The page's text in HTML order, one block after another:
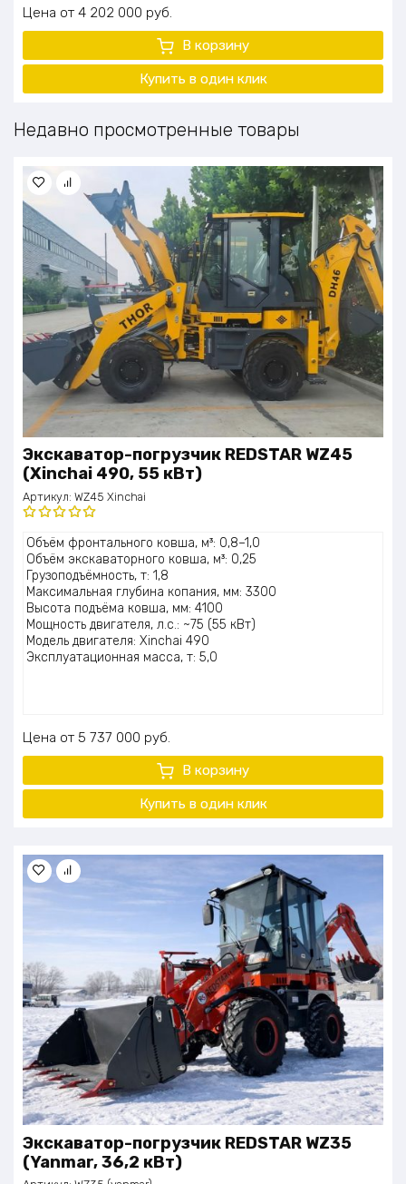
Цена 4 202 000 руб.
В корзину
Купить в один клик
Недавно просмотренные товары
Экскаватор-погрузчик REDSTAR WZ45
(Xinchai 490, 55 кВт)
Артикул: WZ45 Xinchai
Оценка
5.00из 5
Объём фронтального ковша, м³: 0,8–1,0
Объём экскаваторного ковша, м³: 0,25
Грузоподъёмность, т: 1,8
Максимальная глубина копания, мм: 3300
Высота подъёма ковша, мм: 4100
Мощность двигателя, л.с.: ~75 (55 кВт)
Модель двигателя: Xinchai 490
Эксплуатационная масса, т: 5,0
Цена 5 737 000 руб.
В корзину
Купить в один клик
Экскаватор-погрузчик REDSTAR WZ35
(Yanmar, 36,2 кВт)